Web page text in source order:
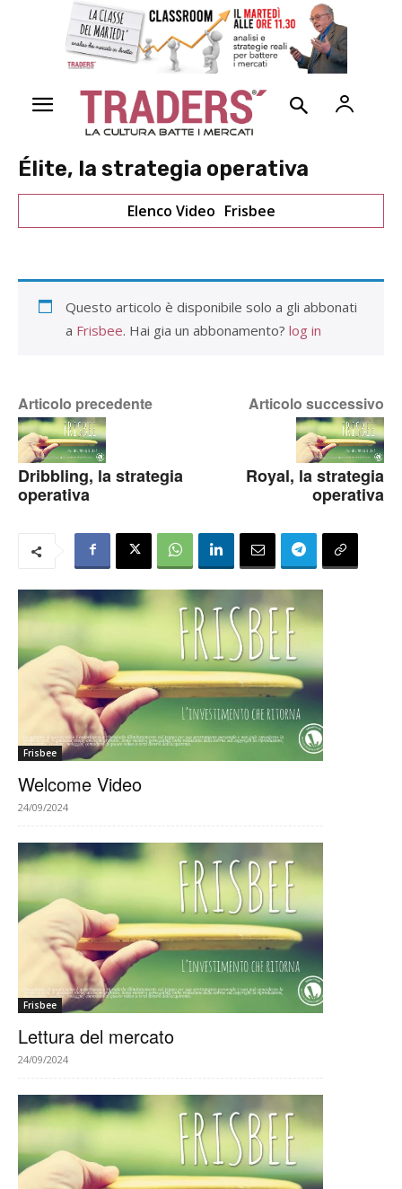
Élite, la strategia operativa
Elenco Video Frisbee
Questo articolo è disponibile solo a gli abbonati
a Frisbee. Hai gia un abbonamento? log in
Articolo precedente
Dribbling, la strategia
operativa
Articolo successivo
Royal, la strategia
operativa
Frisbee
Welcome Video
24/09/2024
Frisbee
Lettura del mercato
24/09/2024